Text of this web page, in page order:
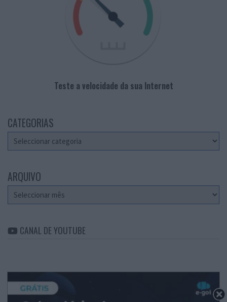
Teste a velocidade da sua Internet
CATEGORIAS
Categorias
ARQUIVO
Arquivo
CANAL DE YOUTUBE